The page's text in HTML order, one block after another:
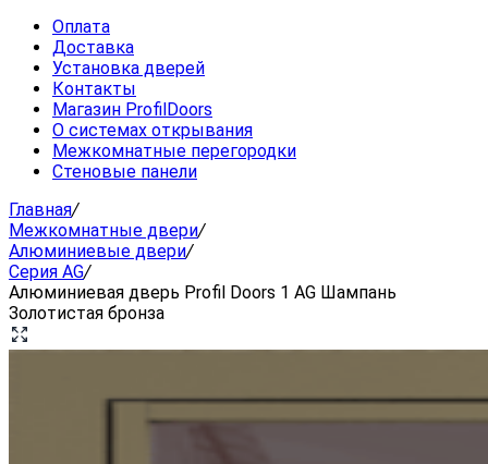
Оплата
Доставка
Установка дверей
Контакты
Магазин ProfilDoors
О системах открывания
Межкомнатные перегородки
Стеновые панели
Главная/
Межкомнатные двери/
Алюминиевые двери/
Серия AG/
Алюминиевая дверь Profil Doors 1 AG Шампань
Золотистая бронза